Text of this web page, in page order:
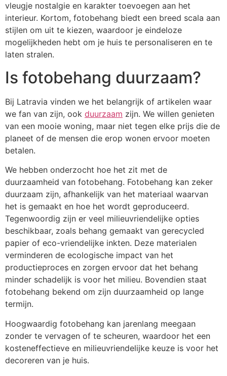
vleugje nostalgie en karakter toevoegen aan het
interieur. Kortom, fotobehang biedt een breed scala aan
stijlen om uit te kiezen, waardoor je eindeloze
mogelijkheden hebt om je huis te personaliseren en te
laten stralen.
Is fotobehang duurzaam?
Bij Latravia vinden we het belangrijk of artikelen waar
we fan van zijn, ook duurzaam zijn. We willen genieten
van een mooie woning, maar niet tegen elke prijs die de
planeet of de mensen die erop wonen ervoor moeten
betalen.
We hebben onderzocht hoe het zit met de
duurzaamheid van fotobehang. Fotobehang kan zeker
duurzaam zijn, afhankelijk van het materiaal waarvan
het is gemaakt en hoe het wordt geproduceerd.
Tegenwoordig zijn er veel milieuvriendelijke opties
beschikbaar, zoals behang gemaakt van gerecycled
papier of eco-vriendelijke inkten. Deze materialen
verminderen de ecologische impact van het
productieproces en zorgen ervoor dat het behang
minder schadelijk is voor het milieu. Bovendien staat
fotobehang bekend om zijn duurzaamheid op lange
termijn.
Hoogwaardig fotobehang kan jarenlang meegaan
zonder te vervagen of te scheuren, waardoor het een
kosteneffectieve en milieuvriendelijke keuze is voor het
decoreren van je huis.